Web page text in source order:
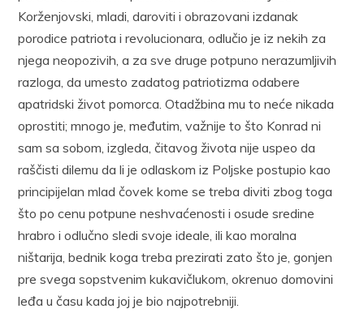
Korženjovski, mladi, daroviti i obrazovani izdanak
porodice patriota i revolucionara, odlučio je iz nekih za
njega neopozivih, a za sve druge potpuno nerazumljivih
razloga, da umesto zadatog patriotizma odabere
apatridski život pomorca. Otadžbina mu to neće nikada
oprostiti; mnogo je, međutim, važnije to što Konrad ni
sam sa sobom, izgleda, čitavog života nije uspeo da
raščisti dilemu da li je odlaskom iz Poljske postupio kao
principijelan mlad čovek kome se treba diviti zbog toga
što po cenu potpune neshvaćenosti i osude sredine
hrabro i odlučno sledi svoje ideale, ili kao moralna
ništarija, bednik koga treba prezirati zato što je, gonjen
pre svega sopstvenim kukavičlukom, okrenuo domovini
leđa u času kada joj je bio najpotrebniji.